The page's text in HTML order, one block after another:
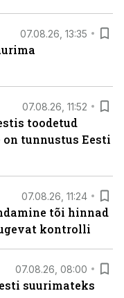
07.08.26, 13:35
07.08.26, 11:52
toodetud
tunnustus Eesti
07.08.26, 11:24
tõi hinnad
kontrolli
07.08.26, 08:00
suurimateks